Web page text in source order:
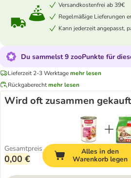
Versandkostenfrei ab 39€
Regelmäßige Lieferungen
Kann jederzeit angepasst,
Du sammelst 9 zooPunkte für
Lieferzeit 2-3 Werktagemehr lesen
Rückgaberechtmehr lesen
Wird oft zusammen gekauft
Gesamtpreis
0,00 €
Alles in den
Warenkorb legen